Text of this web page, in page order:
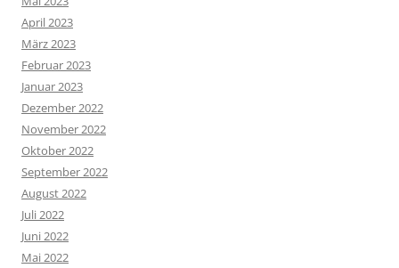
April 2023
März 2023
Februar 2023
Januar 2023
Dezember 2022
November 2022
Oktober 2022
September 2022
August 2022
Juli 2022
Juni 2022
Mai 2022